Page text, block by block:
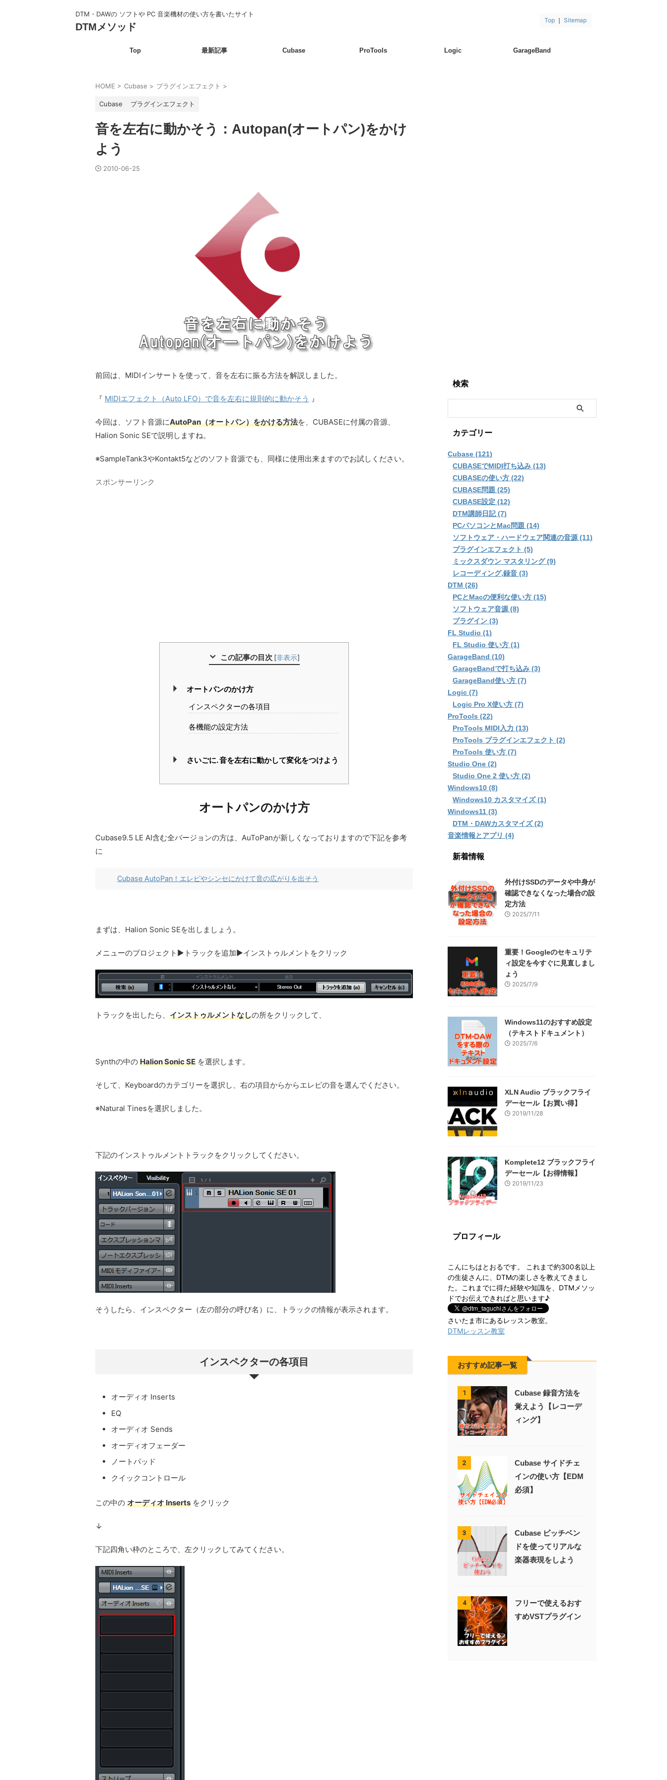
DTM・DAWの ソフトや PC 音楽機材の使い方を書いたサイト
DTMメソッド
Top ｜ Sitemap
Top 最新記事 Cubase ProTools Logic GarageBand
HOME > Cubase > プラグインエフェクト >
Cubase プラグインエフェクト
音を左右に動かそう：Autopan(オートパン)をかけ
よう
2010-06-25
前回は、MIDIインサートを使って、音を左右に振る方法を解説しました。
『 MIDIエフェクト（Auto LFO）で音を左右に規則的に動かそう 』
今回は、ソフト音源にAutoPan（オートパン）をかける方法を、CUBASEに付属の音源、
Halion Sonic SEで説明しますね。
※SampleTank3やKontakt5などのソフト音源でも、同様に使用出来ますのでお試しください。
スポンサーリンク
この記事の目次 [非表示]
オートパンのかけ方
インスペクターの各項目
各機能の設定方法
さいごに. 音を左右に動かして変化をつけよう
オートパンのかけ方
Cubase9.5 LE AI含む全バージョンの方は、AuToPanが新しくなっておりますので下記を参考
に
Cubase AutoPan！エレピやシンセにかけて音の広がりを出そう
まずは、Halion Sonic SEを出しましょう。
メニューのプロジェクト▶トラックを追加▶インストゥルメントをクリック
トラックを出したら、 インストゥルメントなしの所をクリックして、
Synthの中の Halion Sonic SE を選択します。
そして、Keyboardのカテゴリーを選択し、右の項目からからエレピの音を選んでください。
※Natural Tinesを選択しました。
下記のインストゥルメントトラックをクリックしてください。
そうしたら、インスペクター（左の部分の呼び名）に、トラックの情報が表示されます。
インスペクターの各項目
オーディオ Inserts
EQ
オーディオ Sends
オーディオフェーダー
ノートパッド
クイックコントロール
この中の オーディオ Inserts をクリック
↓
下記四角い枠のところで、左クリックしてみてください。
検索
カテゴリー
Cubase (121)
CUBASEでMIDI打ち込み (13)
CUBASEの使い方 (22)
CUBASE問題 (25)
CUBASE設定 (12)
DTM講師日記 (7)
PCパソコンとMac問題 (14)
ソフトウェア・ハードウェア関連の音源 (11)
プラグインエフェクト (5)
ミックスダウン マスタリング (9)
レコーディング,録音 (3)
DTM (26)
PCとMacの便利な使い方 (15)
ソフトウェア音源 (8)
プラグイン (3)
FL Studio (1)
FL Studio 使い方 (1)
GarageBand (10)
GarageBandで打ち込み (3)
GarageBand使い方 (7)
Logic (7)
Logic Pro X使い方 (7)
ProTools (22)
ProTools MIDI入力 (13)
ProTools プラグインエフェクト (2)
ProTools 使い方 (7)
Studio One (2)
Studio One 2 使い方 (2)
Windows10 (8)
Windows10 カスタマイズ (1)
Windows11 (3)
DTM・DAWカスタマイズ (2)
音楽情報とアプリ (4)
新着情報
外付けSSDのデータや中身が
確認できなくなった場合の設
定方法
2025/7/11
重要！Googleのセキュリテ
ィ設定を今すぐに見直しまし
ょう
2025/7/9
Windows11のおすすめ設定
（テキストドキュメント）
2025/7/6
XLN Audio ブラックフライ
デーセール【お買い得】
2019/11/28
Komplete12 ブラックフライ
デーセール【お得情報】
2019/11/23
プロフィール
こんにちはとおるです。 これまで約300名以上
の生徒さんに、DTMの楽しさを教えてきまし
た。これまでに得た経験や知識を、DTMメソッ
ドでお伝えできればと思います♪
さいたま市にあるレッスン教室。
DTMレッスン教室
おすすめ記事一覧
1
Cubase 録音方法を
覚えよう【レコーデ
ィング】
2
Cubase サイドチェ
インの使い方【EDM
必須】
3
Cubase ピッチベン
ドを使ってリアルな
楽器表現をしよう
4
フリーで使えるおす
すめVSTプラグイン